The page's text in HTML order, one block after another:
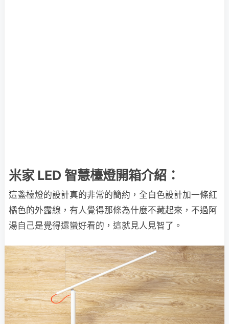
米家 LED 智慧檯燈開箱介紹：
這盞檯燈的設計真的非常的簡約，全白色設計加一條紅
橘色的外露線，有人覺得那條為什麼不藏起來，不過阿
湯自己是覺得還蠻好看的，這就見人見智了。